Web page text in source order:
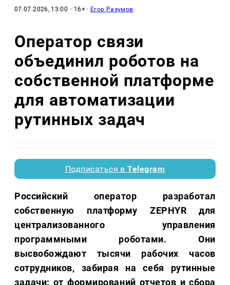
07.07.2026, 13:00 · 16+ · Егор Разумов
Оператор связи
объединил роботов на
собственной платформе
для автоматизации
рутинных задач
Подписаться вTelegram
Российский оператор разработал
собственную платформу ZEPHYR для
централизованного управления
программными роботами. Они
высвобождают тысячи рабочих часов
сотрудников, забирая на себя рутинные
задачи: от формирований отчетов и сбора